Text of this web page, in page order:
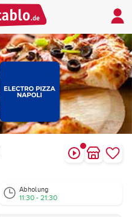
Abholung
11:30 - 21:30